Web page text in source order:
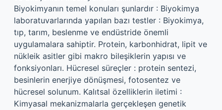
Biyokimyanın temel konuları şunlardır : Biyokimya
laboratuvarlarında yapılan bazı testler : Biyokimya,
tıp, tarım, beslenme ve endüstride önemli
uygulamalara sahiptir. Protein, karbonhidrat, lipit ve
nükleik asitler gibi makro bileşiklerin yapısı ve
fonksiyonları. Hücresel süreçler : protein sentezi,
besinlerin enerjiye dönüşmesi, fotosentez ve
hücresel solunum. Kalıtsal özelliklerin iletimi :
Kimyasal mekanizmalarla gerçekleşen genetik